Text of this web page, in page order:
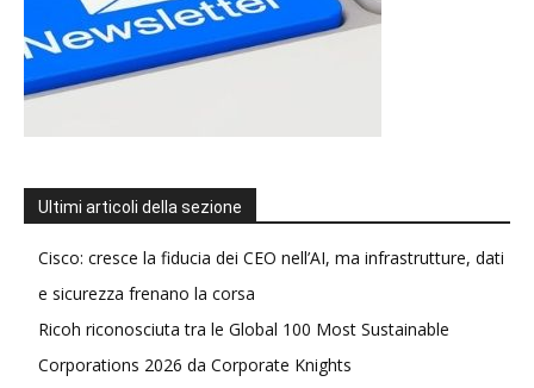
Ultimi articoli della sezione
Cisco: cresce la fiducia dei CEO nell’AI, ma infrastrutture, dati
e sicurezza frenano la corsa
Ricoh riconosciuta tra le Global 100 Most Sustainable
Corporations 2026 da Corporate Knights